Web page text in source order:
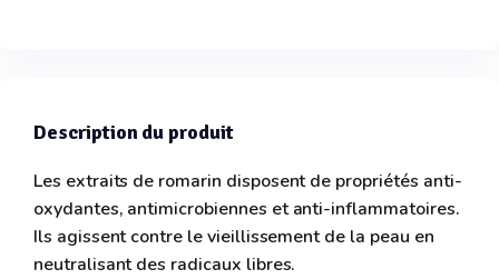
Description du produit
Les extraits de romarin disposent de propriétés anti-
oxydantes, antimicrobiennes et anti-inflammatoires.
Ils agissent contre le vieillissement de la peau en
neutralisant des radicaux libres.